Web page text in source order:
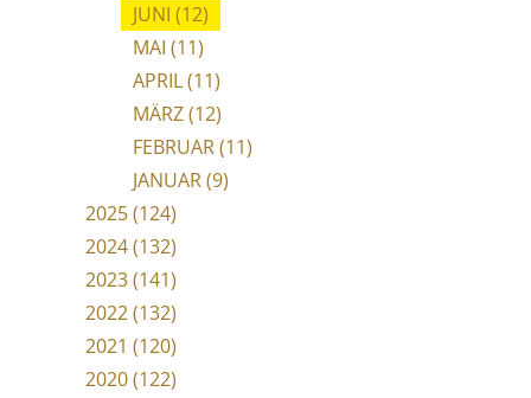
JUNI (12)
MAI (11)
APRIL (11)
MÄRZ (12)
FEBRUAR (11)
JANUAR (9)
2025 (124)
2024 (132)
2023 (141)
2022 (132)
2021 (120)
2020 (122)